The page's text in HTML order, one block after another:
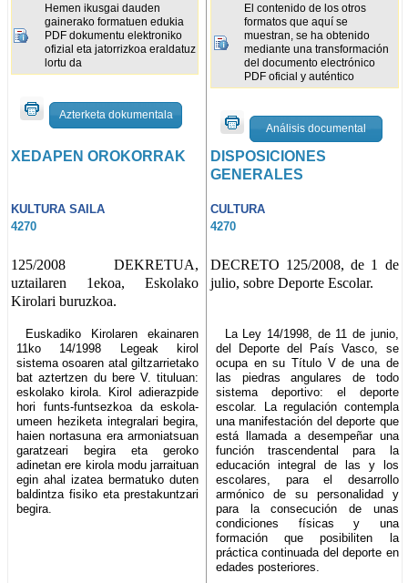
Hemen ikusgai dauden
gainerako formatuen edukia
PDF dokumentu elektroniko
ofizial eta jatorrizkoa eraldatuz
lortu da
Azterketa dokumentala
El contenido de los otros
formatos que aquí se
muestran, se ha obtenido
mediante una transformación
del documento electrónico
PDF oficial y auténtico
Análisis documental
XEDAPEN OROKORRAK
DISPOSICIONES
GENERALES
KULTURA SAILA
CULTURA
4270
4270
125/2008 DEKRETUA,
uztailaren 1ekoa, Eskolako
Kirolari buruzkoa.
DECRETO 125/2008, de 1 de
julio, sobre Deporte Escolar.
Euskadiko Kirolaren ekainaren
11ko 14/1998 Legeak kirol
sistema osoaren atal giltzarrietako
bat aztertzen du bere V. tituluan:
eskolako kirola. Kirol adierazpide
hori funts-funtsezkoa da eskola-
umeen heziketa integralari begira,
haien nortasuna era armoniatsuan
garatzeari begira eta geroko
adinetan ere kirola modu jarraituan
egin ahal izatea bermatuko duten
baldintza fisiko eta prestakuntzari
begira.
La Ley 14/1998, de 11 de junio,
del Deporte del País Vasco, se
ocupa en su Título V de una de
las piedras angulares de todo
sistema deportivo: el deporte
escolar. La regulación contempla
una manifestación del deporte que
está llamada a desempeñar una
función trascendental para la
educación integral de las y los
escolares, para el desarrollo
armónico de su personalidad y
para la consecución de unas
condiciones físicas y una
formación que posibiliten la
práctica continuada del deporte en
edades posteriores.